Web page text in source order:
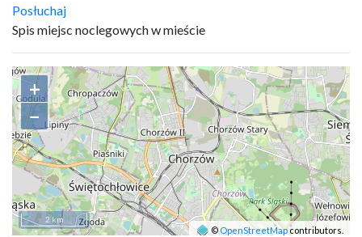
Posłuchaj
Spis miejsc noclegowych w mieście
+
−
©OpenStreetMap contributors.
2 km